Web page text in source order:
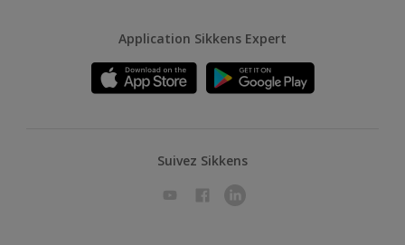
Application Sikkens Expert
Suivez Sikkens